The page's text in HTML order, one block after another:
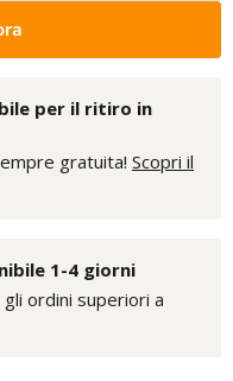
per il ritiro in
gratuita! Scopri il
1-4 giorni
ordini superiori a